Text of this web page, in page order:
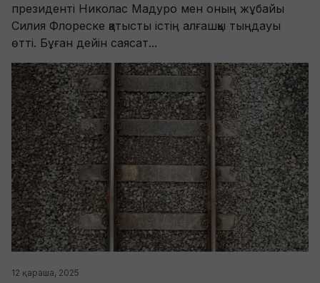
президенті Николас Мадуро мен оның жұбайы
Силия Флореске қатысты істің алғашқы тыңдауы
өтті. Бұған дейін саясат...
12 қараша, 2025